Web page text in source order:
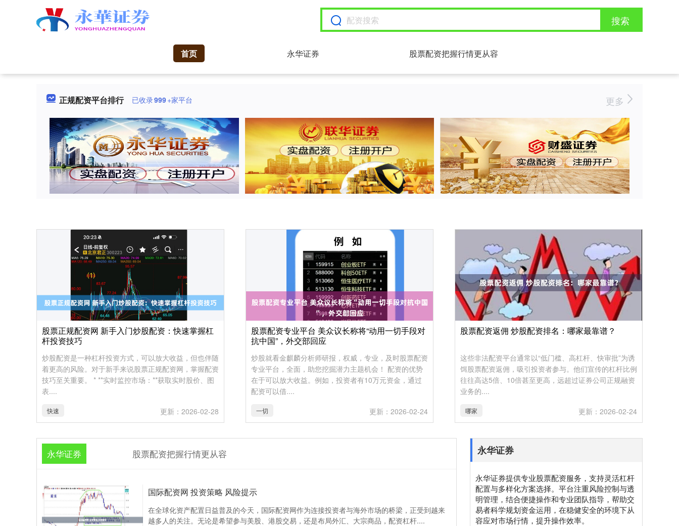
搜索
首页 永华证券 股票配资把握行情更从容
正规配资平台排行 已收录999+家平台 更多
股票正规配资网 新手入门炒股配资：快速掌握杠
杆投资技巧
炒股配资是一种杠杆投资方式，可以放大收益，但也伴随
着更高的风险。对于新手来说股票正规配资网，掌握配资
技巧至关重要。 * **实时监控市场：**获取实时股价、图
表....
快速 更新：2026-02-28
股票配资专业平台 美众议长称将“动用一切手段对
抗中国”，外交部回应
炒股就看金麒麟分析师研报，权威，专业，及时股票配资
专业平台，全面，助您挖掘潜力主题机会！ 配资的优势
在于可以放大收益。例如，投资者有10万元资金，通过
配资可以借....
一切 更新：2026-02-24
股票配资返佣 炒股配资排名：哪家最靠谱？
这些非法配资平台通常以“低门槛、高杠杆、快审批”为诱
饵股票配资返佣，吸引投资者参与。他们宣传的杠杆比例
往往高达5倍、10倍甚至更高，远超过证券公司正规融资
业务的....
哪家 更新：2026-02-24
永华证券 股票配资把握行情更从容
国际配资网 投资策略 风险提示
在全球化资产配置日益普及的今天，国际配资网作为连接投资者与海外市场的桥梁，正受到越来
越多人的关注。无论是希望参与美股、港股交易，还是布局外汇、大宗商品，配资杠杆....
永华证券
永华证券提供专业股票配资服务，支持灵活杠杆
配置与多样化方案选择。平台注重风险控制与透
明管理，结合便捷操作和专业团队指导，帮助交
易者科学规划资金运用，在稳健安全的环境下从
容应对市场行情，提升操作效率。